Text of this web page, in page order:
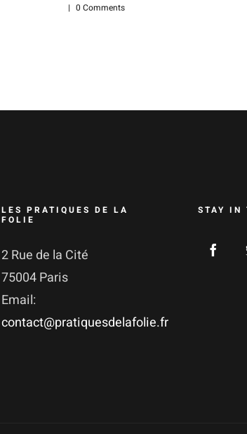
| 0 Comments
LES PRATIQUES DE LA
FOLIE
2 Rue de la Cité
75004 Paris
Email:
contact@pratiquesdelafolie.fr
STAY IN